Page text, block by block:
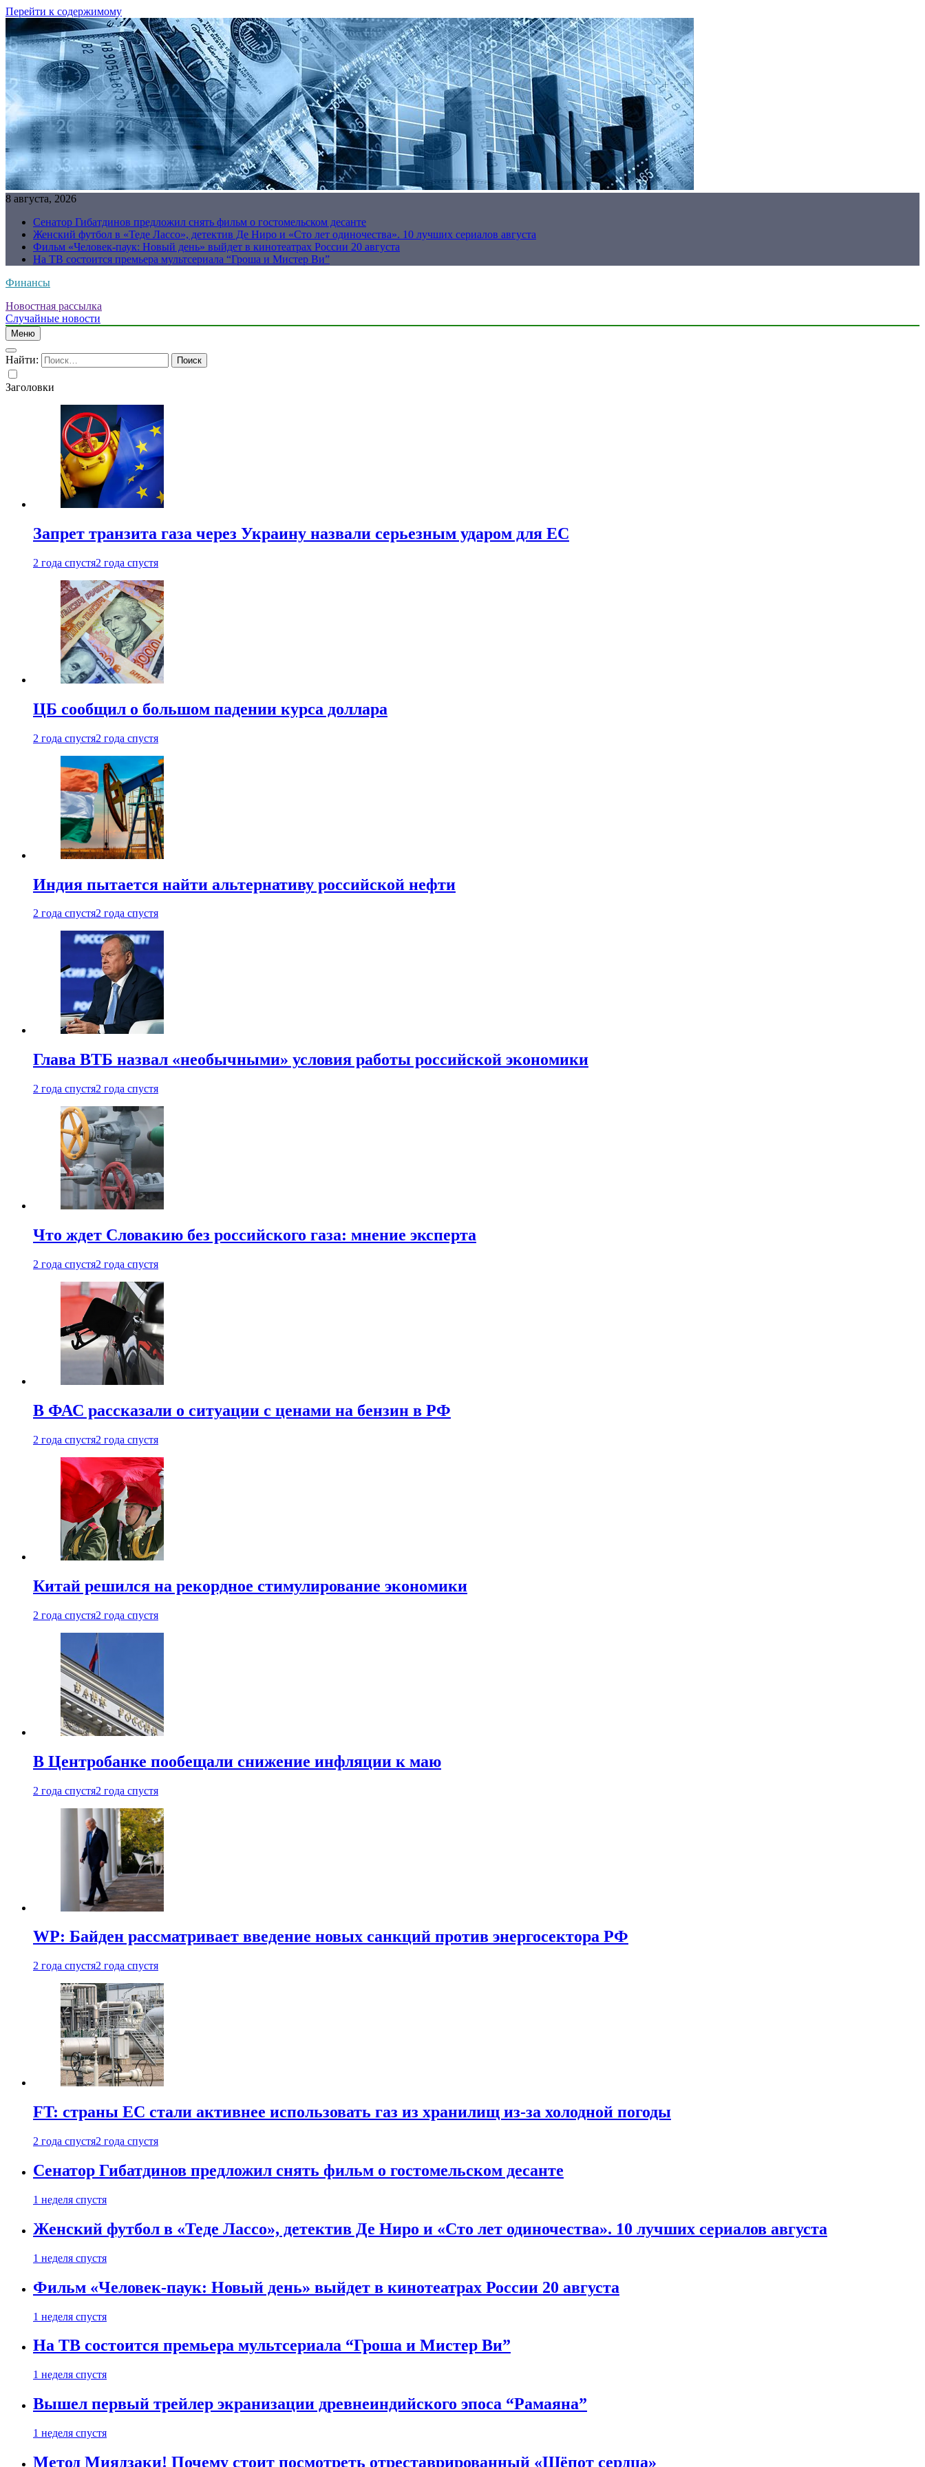
Перейти к содержимому
8 августа, 2026
Сенатор Гибатдинов предложил снять фильм о гостомельском десанте
Женский футбол в «Теде Лассо», детектив Де Ниро и «Сто лет одиночества». 10 лучших сериалов августа
Фильм «Человек-паук: Новый день» выйдет в кинотеатрах России 20 августа
На ТВ состоится премьера мультсериала “Гроша и Мистер Ви”
Финансы
Новостная рассылка
Случайные новости
Меню
Найти:
Заголовки
Запрет транзита газа через Украину назвали серьезным ударом для ЕС
2 года спустя2 года спустя
ЦБ сообщил о большом падении курса доллара
2 года спустя2 года спустя
Индия пытается найти альтернативу российской нефти
2 года спустя2 года спустя
Глава ВТБ назвал «необычными» условия работы российской экономики
2 года спустя2 года спустя
Что ждет Словакию без российского газа: мнение эксперта
2 года спустя2 года спустя
В ФАС рассказали о ситуации с ценами на бензин в РФ
2 года спустя2 года спустя
Китай решился на рекордное стимулирование экономики
2 года спустя2 года спустя
В Центробанке пообещали снижение инфляции к маю
2 года спустя2 года спустя
WP: Байден рассматривает введение новых санкций против энергосектора РФ
2 года спустя2 года спустя
FT: страны ЕС стали активнее использовать газ из хранилищ из-за холодной погоды
2 года спустя2 года спустя
Сенатор Гибатдинов предложил снять фильм о гостомельском десанте
1 неделя спустя
Женский футбол в «Теде Лассо», детектив Де Ниро и «Сто лет одиночества». 10 лучших сериалов августа
1 неделя спустя
Фильм «Человек-паук: Новый день» выйдет в кинотеатрах России 20 августа
1 неделя спустя
На ТВ состоится премьера мультсериала “Гроша и Мистер Ви”
1 неделя спустя
Вышел первый трейлер экранизации древнеиндийского эпоса “Рамаяна”
1 неделя спустя
Метод Миядзаки! Почему стоит посмотреть отреставрированный «Шёпот сердца»